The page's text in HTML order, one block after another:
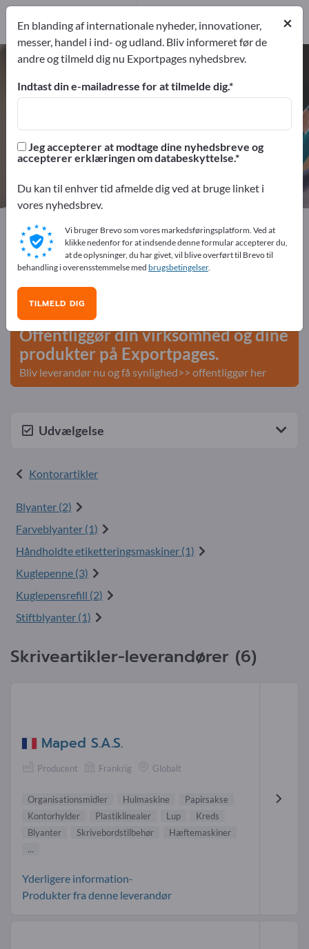
Skriveartikler – find producenter
og leverandører
Distributorů
Producent5
Distributorů
Exportpages Kontorartikler Skriveartikler
Annoncer gratis på Exportpages!
Behov – Tilbud – Brugte varer – Forretningskontakter >>
start her
Offentliggør din virksomhed og dine
produkter på Exportpages.
Bliv leverandør nu og få synlighed>> offentliggør her
Udvælgelse
Kontorartikler
Blyanter (2)
Farveblyanter (1)
Håndholdte etiketteringsmaskiner (1)
Kuglepenne (3)
Kuglepensrefill (2)
Stiftblyanter (1)
Skriveartikler-leverandører (6)
Maped S.A.S.
Producent Frankrig Globalt
Organisationsmidler Hulmaskine
Papirsakse
Kontorhylder
Plastiklinealer Lup
Kreds
Blyanter
Skrivebordstilbehør
Hæftemaskiner
...
Yderligere information-
Produkter fra denne leverandør
×
En blanding af internationale nyheder, innovationer,
messer, handel i ind- og udland. Bliv informeret før de
andre og tilmeld dig nu Exportpages nyhedsbrev.
Indtast din e-mailadresse for at tilmelde dig.
Jeg accepterer at modtage dine nyhedsbreve og
accepterer erklæringen om databeskyttelse.
Du kan til enhver tid afmelde dig ved at bruge linket i
vores nyhedsbrev.
Vi bruger Brevo som vores markedsføringsplatform. Ved at
klikke nedenfor for at indsende denne formular accepterer du,
at de oplysninger, du har givet, vil blive overført til Brevo til
behandling i overensstemmelse med brugsbetingelser.
TILMELD DIG